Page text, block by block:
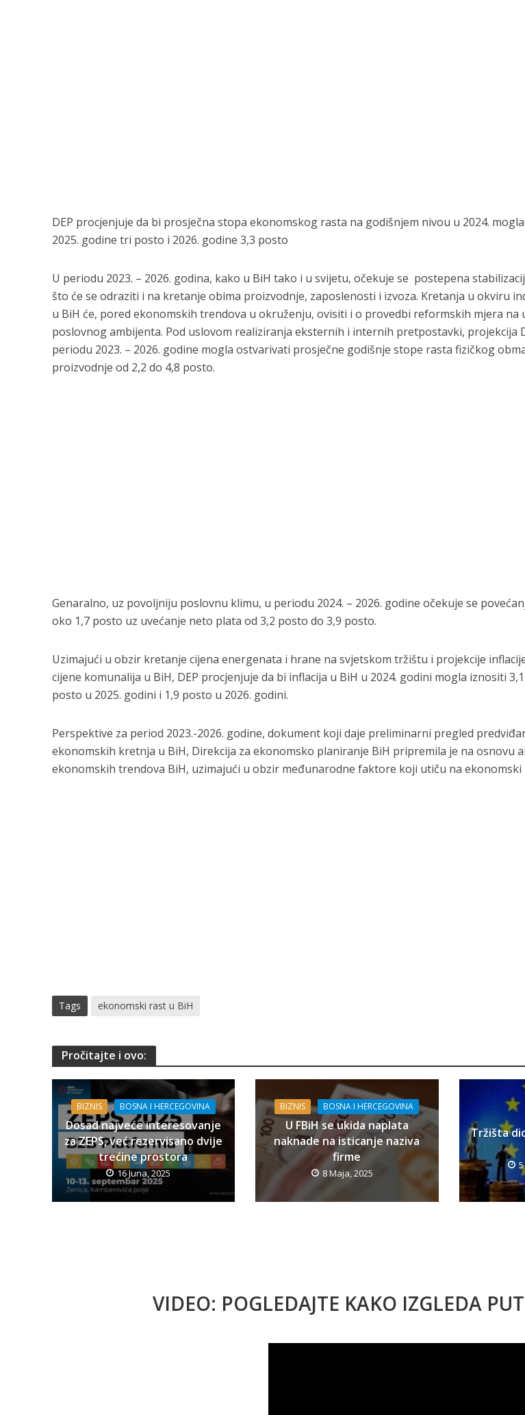
DEP procjenjuje da bi prosječna stopa ekonomskog rasta na godišnjem nivou u 2024.
2025. godine tri posto i 2026. godine 3,3 posto
U periodu 2023. – 2026. godina, kako u BiH tako i u svijetu, očekuje se postepena
što će se odraziti i na kretanje obima proizvodnje, zaposlenosti i izvoza. Kretanja u okviru
u BiH će, pored ekonomskih trendova u okruženju, ovisiti i o provedbi reformskih mjera na
poslovnog ambijenta. Pod uslovom realiziranja eksternih i internih pretpostavki, projekcija
periodu 2023. – 2026. godine mogla ostvarivati prosječne godišnje stope rasta fizičkog
proizvodnje od 2,2 do 4,8 posto.
Genaralno, uz povoljniju poslovnu klimu, u periodu 2024. – 2026. godine očekuje se
oko 1,7 posto uz uvećanje neto plata od 3,2 posto do 3,9 posto.
Uzimajući u obzir kretanje cijena energenata i hrane na svjetskom tržištu i projekcije
cijene komunalija u BiH, DEP procjenjuje da bi inflacija u BiH u 2024. godini mogla iznositi
posto u 2025. godini i 1,9 posto u 2026. godini.
Perspektive za period 2023.-2026. godine, dokument koji daje preliminarni pregled
ekonomskih kretnja u BiH, Direkcija za ekonomsko planiranje BiH pripremila je na osnovu
ekonomskih trendova BiH, uzimajući u obzir međunarodne faktore koji utiču na ekonomski
Tags ekonomski rast u BiH
Pročitajte i ovo:
BIZNIS BOSNA I HERCEGOVINA
Dosad najveće interesovanje
za ZEPS, već rezervisano dvije
trećine prostora
16 Juna, 2025
BIZNIS BOSNA I HERCEGOVINA
U FBiH se ukida naplata
naknade na isticanje naziva
firme
8 Maja, 2025
Tržišta
VIDEO: POGLEDAJTE KAKO IZGLEDA